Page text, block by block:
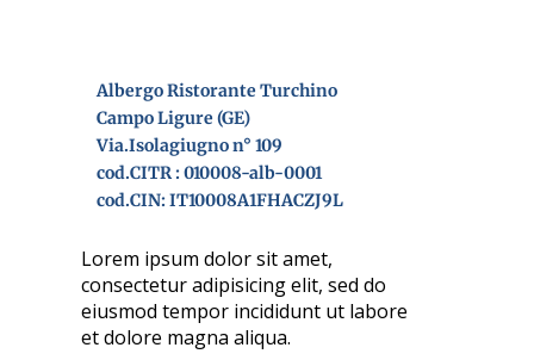
Albergo Ristorante Turchino
Campo Ligure (GE)
Via.Isolagiugno n° 109
cod.CITR : 010008-alb-0001
cod.CIN: IT10008A1FHACZJ9L
Lorem ipsum dolor sit amet,
consectetur adipisicing elit, sed do
eiusmod tempor incididunt ut labore
et dolore magna aliqua.